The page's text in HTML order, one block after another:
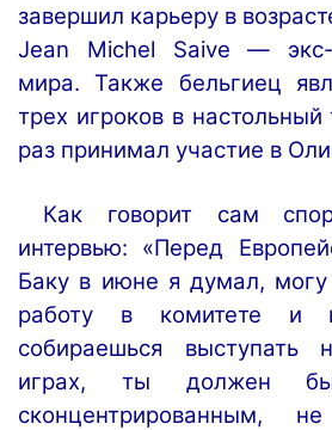
завершил карьеру в
Jean
Michel Saive — экс-
мира.Также бельгиец
трех игроков в настольный
раз принимал участие в
Как говорит сам
интервью: «Перед
Баку в июне я думал, могу
работу
в комитете и
собираешься
выступать
играх, ты должен
сконцентрированным, не